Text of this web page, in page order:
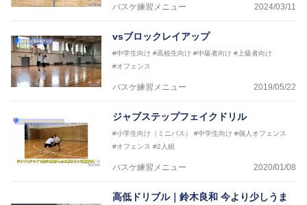
2021年～女子日本代表アシスタントコーチ
バスケ練習メニュー 2024/03/11
vsブロックレイアップ
#中学生向け #高校生向け #中級者向け #上級者向け
#オフェンス
バスケ練習メニュー 2019/05/22
ジャブステップフェイクドリル
#小学生向け（ミニバス） #中学生向け #個人オフェンス
#オフェンス #2人組
バスケ練習メニュー 2020/01/08
高低ドリブル｜鈴木良和 今より少しうま